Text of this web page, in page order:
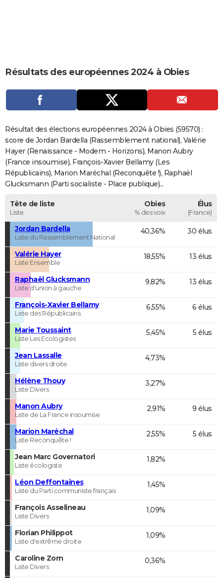
CARTE DE VOEUX
Carte de Noël
Carte Bonne année
Carte Saint-Valentin
Carte Pâques
Carte d'anniversaire
DICTIONNAIRE
Dictionnaire
Biographies
Citations
Expressions
Proverbes
PROGRAMME TV
COPAINS D'AVANT
S'inscrire
Se connecter
Lycées
Collèges
Primaires
Universités
Entreprises
Service militaire
Avis de recherche
AVIS DE DÉCÈS
FORUM
Résultats des européennes 2024 à Obies
Résultat des élections européennes 2024 à Obies (59570) :
score de Jordan Bardella (Rassemblement national), Valérie
Hayer (Renaissance - Modem - Horizons), Manon Aubry
(France insoumise), François-Xavier Bellamy (Les
Républicains), Marion Maréchal (Reconquête !), Raphaël
Glucksmann (Parti socialiste - Place publique)...
Tête de liste
Liste
Obies
% des voix
Élus
(France)
Jordan Bardella
Liste du Rassemblement National
40,36% 30 élus
Valérie Hayer
Liste Ensemble
18,55% 13 élus
Raphaël Glucksmann
Liste d'union à gauche
9,82% 13 élus
François-Xavier Bellamy
Liste des Républicains
6,55% 6 élus
Marie Toussaint
Liste Les Ecologistes
5,45% 5 élus
Jean Lassalle
Liste divers droite
4,73%
Hélène Thouy
Liste Divers
3,27%
Manon Aubry
Liste de La France insoumise
2,91% 9 élus
Marion Maréchal
Liste Reconquête !
2,55% 5 élus
Jean Marc Governatori
Liste écologiste
1,82%
Léon Deffontaines
Liste du Parti communiste français
1,45%
François Asselineau
Liste Divers
1,09%
Florian Philippot
Liste d'extrême droite
1,09%
Caroline Zorn
Liste Divers
0,36%